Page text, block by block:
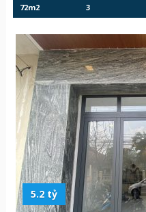
72m2
3
5.2 tỷ